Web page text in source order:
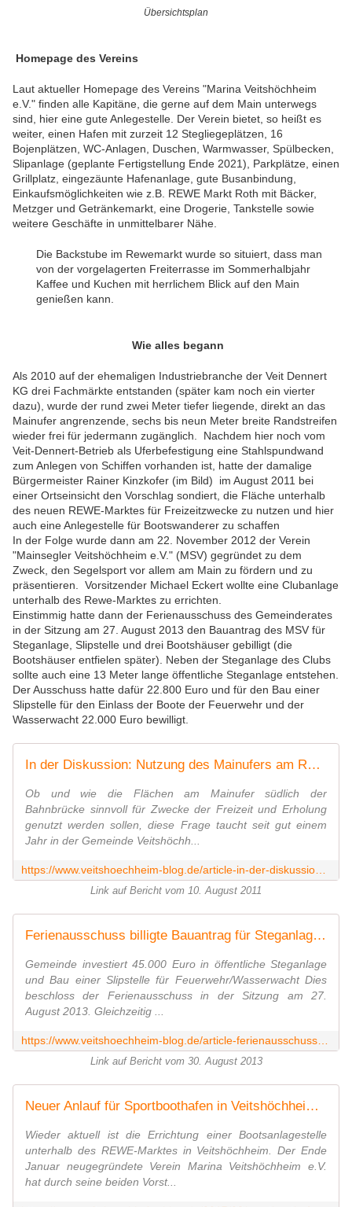
Übersichtsplan
Homepage des Vereins
Laut aktueller Homepage des Vereins "Marina Veitshöchheim
e.V." finden alle Kapitäne, die gerne auf dem Main unterwegs
sind, hier eine gute Anlegestelle. Der Verein bietet, so heißt es
weiter, einen Hafen mit zurzeit 12 Stegliegeplätzen, 16
Bojenplätzen, WC-Anlagen, Duschen, Warmwasser, Spülbecken,
Slipanlage (geplante Fertigstellung Ende 2021), Parkplätze, einen
Grillplatz, eingezäunte Hafenanlage, gute Busanbindung,
Einkaufsmöglichkeiten wie z.B. REWE Markt Roth mit Bäcker,
Metzger und Getränkemarkt, eine Drogerie, Tankstelle sowie
weitere Geschäfte in unmittelbarer Nähe.
Die Backstube im Rewemarkt wurde so situiert, dass man
von der vorgelagerten Freiterrasse im Sommerhalbjahr
Kaffee und Kuchen mit herrlichem Blick auf den Main
genießen kann.
Wie alles begann
Als 2010 auf der ehemaligen Industriebranche der Veit Dennert
KG drei Fachmärkte entstanden (später kam noch ein vierter
dazu), wurde der rund zwei Meter tiefer liegende, direkt an das
Mainufer angrenzende, sechs bis neun Meter breite Randstreifen
wieder frei für jedermann zugänglich. Nachdem hier noch vom
Veit-Dennert-Betrieb als Uferbefestigung eine Stahlspundwand
zum Anlegen von Schiffen vorhanden ist, hatte der damalige
Bürgermeister Rainer Kinzkofer (im Bild) im August 2011 bei
einer Ortseinsicht den Vorschlag sondiert, die Fläche unterhalb
des neuen REWE-Marktes für Freizeitzwecke zu nutzen und hier
auch eine Anlegestelle für Bootswanderer zu schaffen
In der Folge wurde dann am 22. November 2012 der Verein
"Mainsegler Veitshöchheim e.V." (MSV) gegründet zu dem
Zweck, den Segelsport vor allem am Main zu fördern und zu
präsentieren. Vorsitzender Michael Eckert wollte eine Clubanlage
unterhalb des Rewe-Marktes zu errichten.
Einstimmig hatte dann der Ferienausschuss des Gemeinderates
in der Sitzung am 27. August 2013 den Bauantrag des MSV für
Steganlage, Slipstelle und drei Bootshäuser gebilligt (die
Bootshäuser entfielen später). Neben der Steganlage des Clubs
sollte auch eine 13 Meter lange öffentliche Steganlage entstehen.
Der Ausschuss hatte dafür 22.800 Euro und für den Bau einer
Slipstelle für den Einlass der Boote der Feuerwehr und der
Wasserwacht 22.000 Euro bewilligt.
In der Diskussion: Nutzung des Mainufers am REWE-Markt für Zwecke der Freizeit und Erholung - Veitshöchheim News
Ob und wie die Flächen am Mainufer südlich der
Bahnbrücke sinnvoll für Zwecke der Freizeit und Erholung
genutzt werden sollen, diese Frage taucht seit gut einem
Jahr in der Gemeinde Veitshöchh...
Link auf Bericht vom 10. August 2011
Ferienausschuss billigte Bauantrag für Steganlage, Slipstelle und drei Bootshäuser - Veitshöchheim News
Gemeinde investiert 45.000 Euro in öffentliche Steganlage
und Bau einer Slipstelle für Feuerwehr/Wasserwacht Dies
beschloss der Ferienausschuss in der Sitzung am 27.
August 2013. Gleichzeitig ...
Link auf Bericht vom 30. August 2013
Neuer Anlauf für Sportboothafen in Veitshöchheim durch Verein Marina Veitshöchheim e.V. - Veitshöchheim News
Wieder aktuell ist die Errichtung einer Bootsanlagestelle
unterhalb des REWE-Marktes in Veitshöchheim. Der Ende
Januar neugegründete Verein Marina Veitshöchheim e.V.
hat durch seine beiden Vorst...